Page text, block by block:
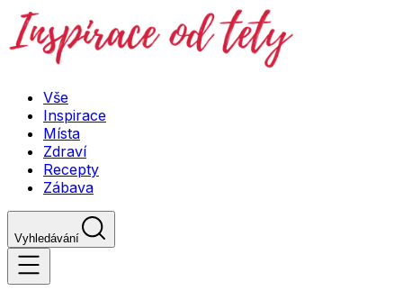
Vše
Inspirace
Místa
Zdraví
Recepty
Zábava
Vyhledávání